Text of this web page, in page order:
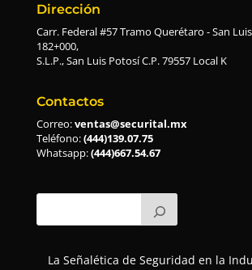
Dirección
Carr. Federal #57 Tramo Querétaro - San
182+000,
S.L.P., San Luis Potosí C.P. 79557 Local K
Contactos
Correo:ventas@securital.mx
Teléfono:(444)139.07.75
Whatsapp:(444)667.54.67
La Señalética de Seguridad en la